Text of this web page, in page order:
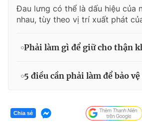
Đau lưng có thể là dấu hiệu của
nhau, tùy theo vị trí xuất phát
Phải làm gì để giữ cho thận
5 điều cần phải làm để bảo
Chia sẻ